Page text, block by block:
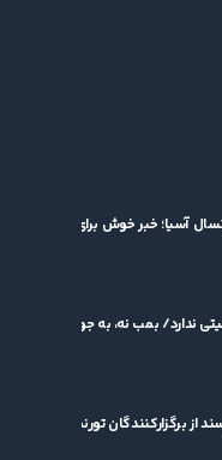
آسیا؛ خبر خوش برای فوتسال
ندارد/ بمب نه، به جوان‌ها بها
برگزارکنندگان تورنمنت